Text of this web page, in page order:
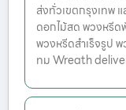
ส่งทั่วเขตกรุงเทพ
ดอกไม้สด พวงหรี
พวงหรีดสำเร็จรูป
ทม Wreath